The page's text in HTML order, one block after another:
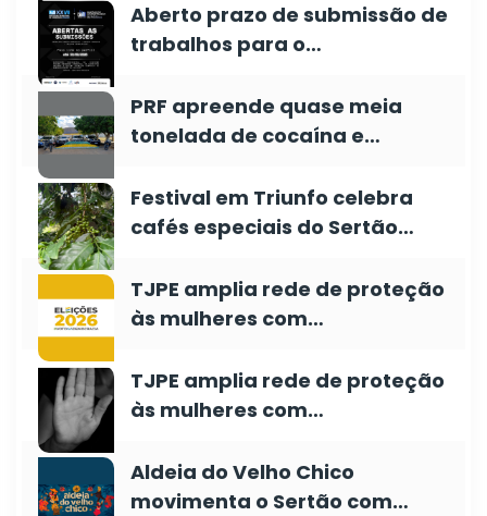
Aberto prazo de submissão de
trabalhos para o…
PRF apreende quase meia
tonelada de cocaína e…
Festival em Triunfo celebra
cafés especiais do Sertão…
TJPE amplia rede de proteção
às mulheres com…
TJPE amplia rede de proteção
às mulheres com…
Aldeia do Velho Chico
movimenta o Sertão com…